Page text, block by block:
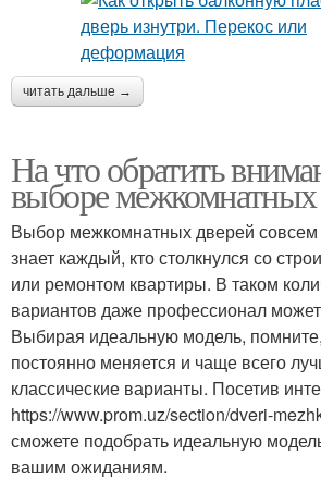
читать дальше →
На что обратить
выборе межкомнатных
Выбор межкомнатных дверей совсем
знает каждый, кто столкнулся со
или ремонтом квартиры. В таком
вариантов даже профессионал может
Выбирая идеальную модель,
постоянно меняется и чаще всего
классические варианты. Посетив
https://www.prom.uz/section/dveri-
сможете подобрать идеальную
вашим ожиданиям.